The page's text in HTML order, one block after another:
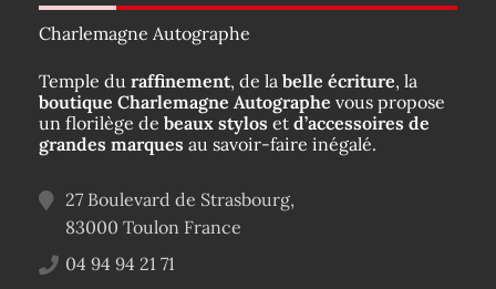
Charlemagne Autographe
Temple du raffinement, de la belle écriture, la
boutique Charlemagne Autographe vous propose
un florilège de beaux stylos et d’accessoires de
grandes marques au savoir-faire inégalé.
27 Boulevard de Strasbourg,
83000 Toulon France
04 94 94 21 71